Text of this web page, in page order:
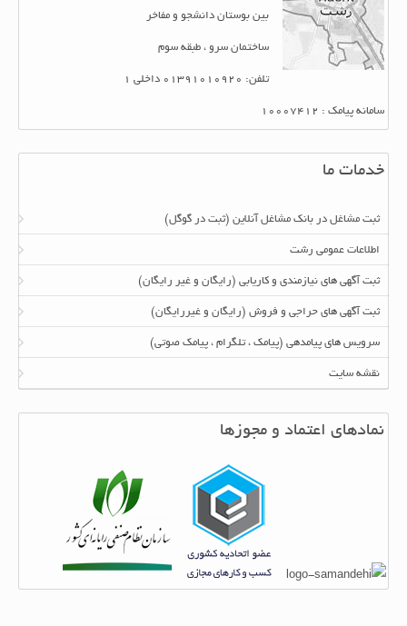
بین بوستان دانشجو و مفاخر
ساختمان سرو ، طبقه سوم
تلفن: 01391010920 داخلی 1
سامانه پیامک : 10007412
خدمات ما
ثبت مشاغل در بانک مشاغل آنلاین (ثبت در گوگل)
اطلاعات عمومی رشت
ثبت آگهی های نیازمندی و کاریابی (رایگان و غیر رایگان)
ثبت آگهی های حراجی و فروش (رایگان و غیررایگان)
سرویس های پیامدهی (پیامک ، تلگرام ، پیامک صوتی)
نقشه سایت
نمادهای اعتماد و مجوزها